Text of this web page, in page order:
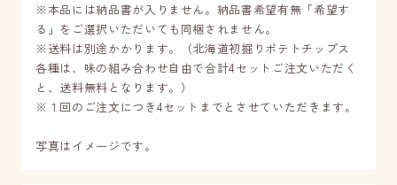
※本品には納品書が入りません。納品書希望有無「希望す
る」をご選択いただいても同梱されません。
※送料は別途かかります。（北海道初掘りポテトチップス
各種は、味の組み合わせ自由で合計4セットご注文いただく
と、送料無料となります。）
※１回のご注文につき4セットまでとさせていただきます。
写真はイメージです。